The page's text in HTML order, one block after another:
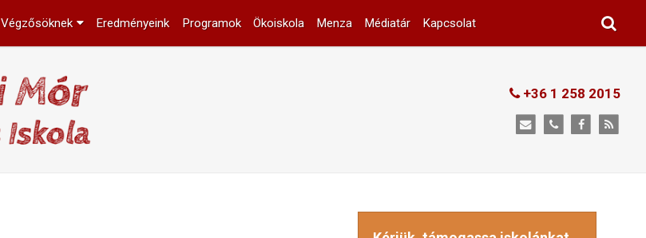
Végzősöknek Eredményeink Programok Ökoiskola Menza Médiatár Kapcsolat
+36 1 258 2015